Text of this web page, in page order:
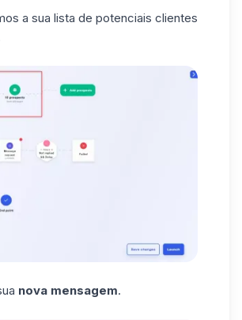
a sua lista de potenciais clientes
nova mensagem.